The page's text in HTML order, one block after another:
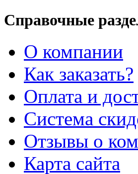
Справочные
О компании
Как заказать?
Оплата и
Система
Отзывы о
Карта сайта